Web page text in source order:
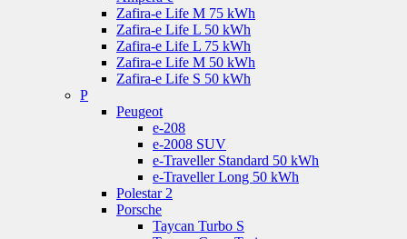
Zafira-e Life M 75 kWh
Zafira-e Life L 50 kWh
Zafira-e Life L 75 kWh
Zafira-e Life M 50 kWh
Zafira-e Life S 50 kWh
P
Peugeot
e-208
e-2008 SUV
e-Traveller Standard 50 kWh
e-Traveller Long 50 kWh
Polestar 2
Porsche
Taycan Turbo S